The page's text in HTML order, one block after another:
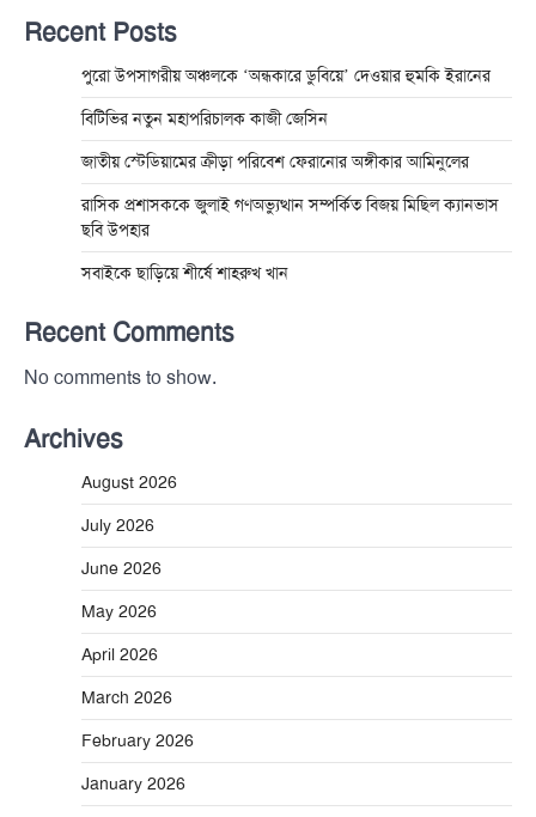
Recent Posts
পুরো উপসাগরীয় অঞ্চলকে ‘অন্ধকারে ডুবিয়ে’ দেওয়ার হুমকি ইরানের
বিটিভির নতুন মহাপরিচালক কাজী জেসিন
জাতীয় স্টেডিয়ামের ক্রীড়া পরিবেশ ফেরানোর অঙ্গীকার আমিনুলের
রাসিক প্রশাসককে জুলাই গণঅভ্যুত্থান সম্পর্কিত বিজয় মিছিল ক্যানভাস
ছবি উপহার
সবাইকে ছাড়িয়ে শীর্ষে শাহরুখ খান
Recent Comments
No comments to show.
Archives
August 2026
July 2026
June 2026
May 2026
April 2026
March 2026
February 2026
January 2026